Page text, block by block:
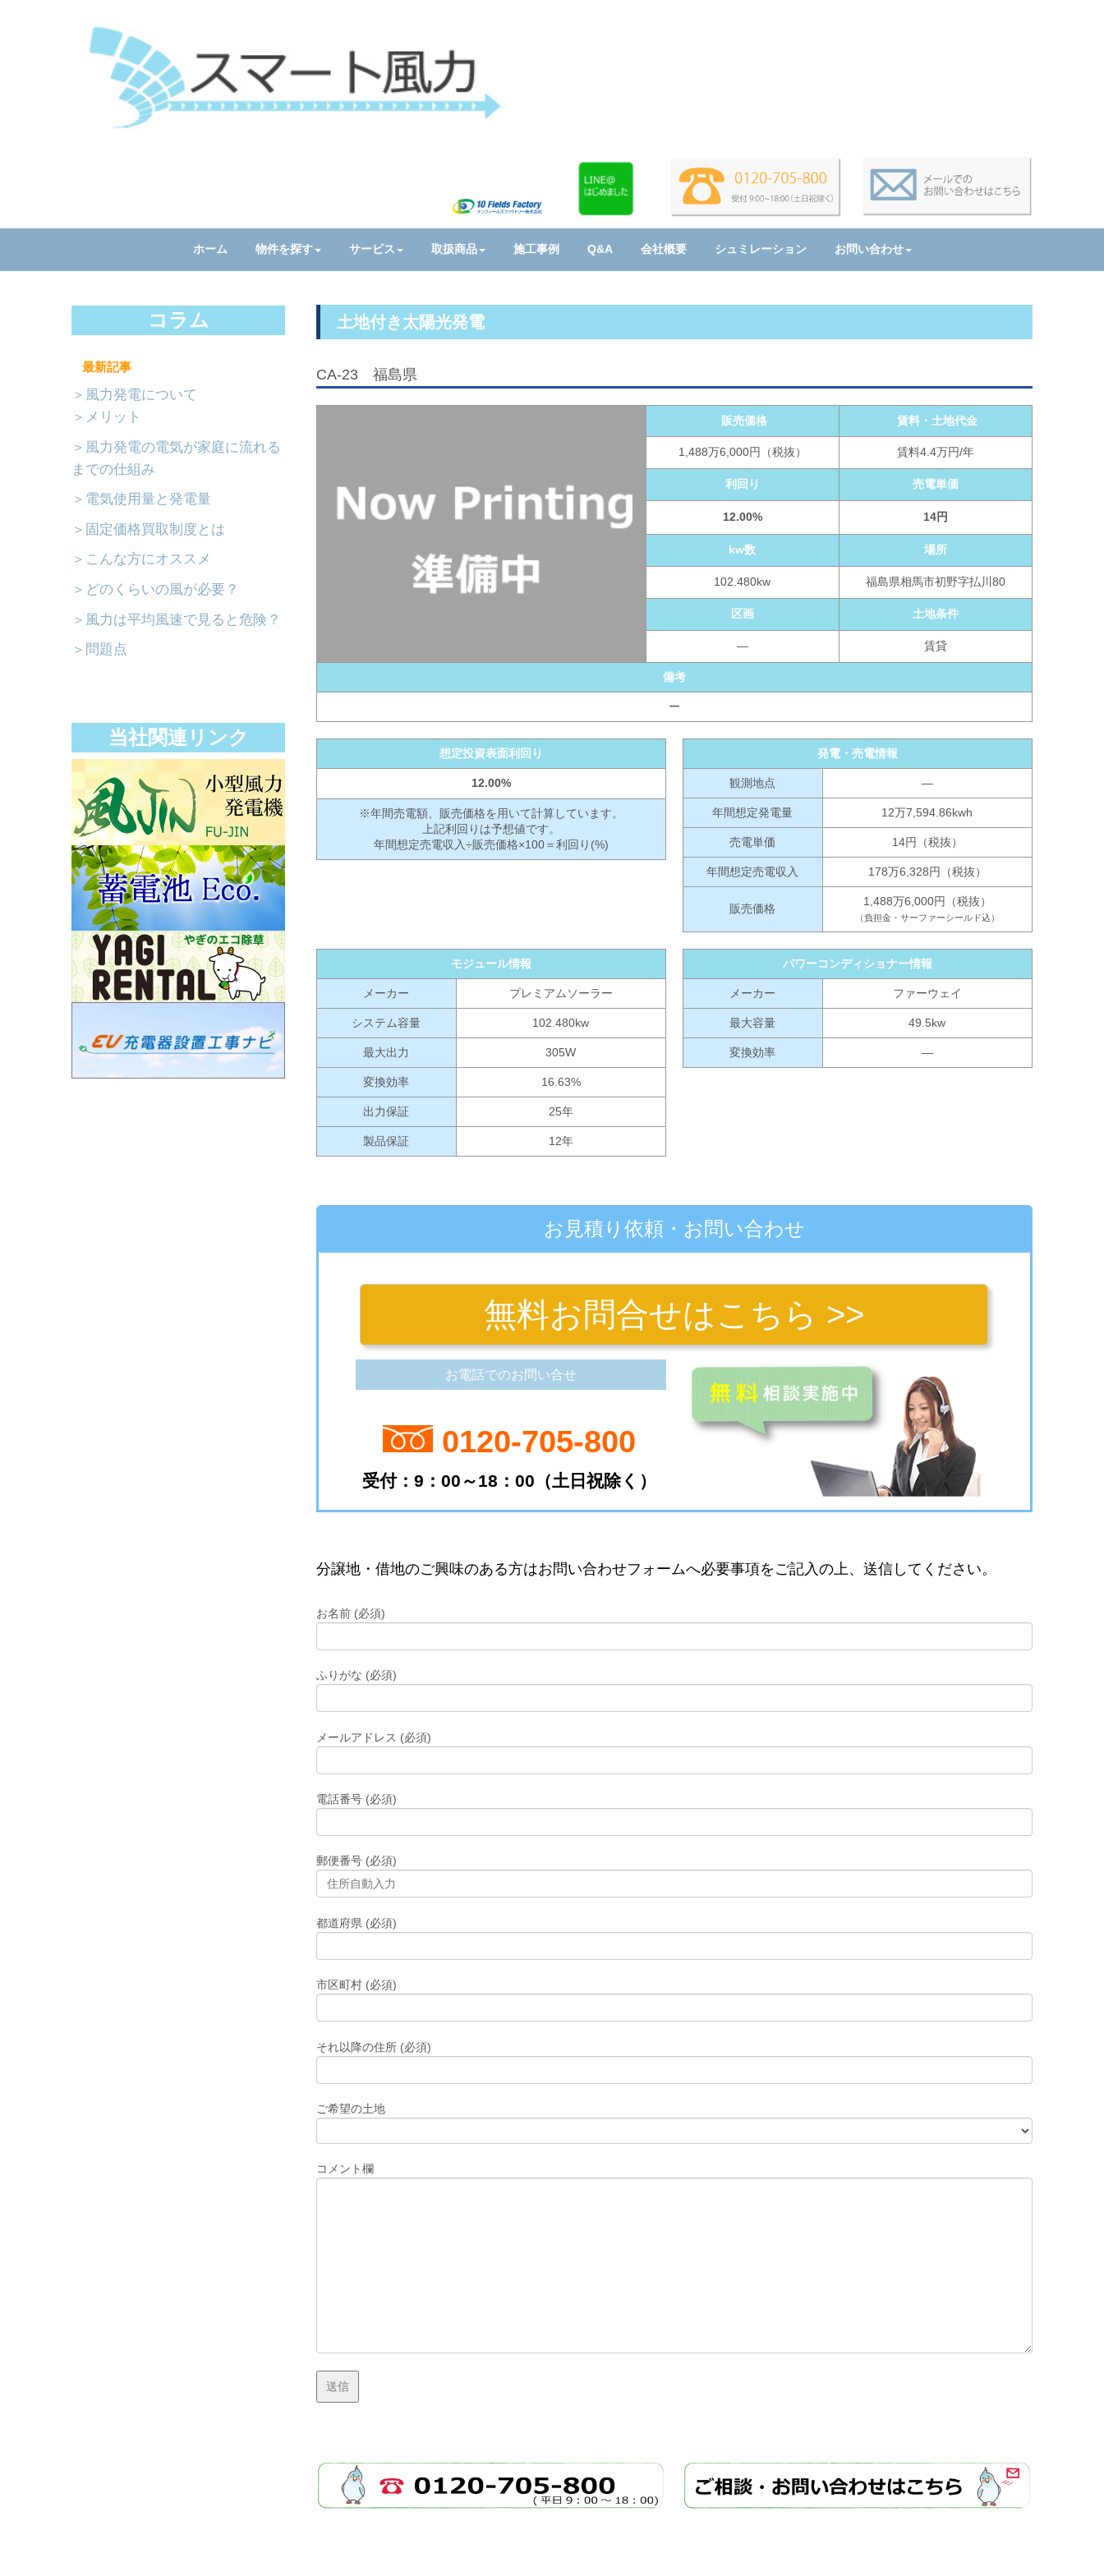
ホーム 物件を探す サービス 取扱商品 施工事例 Q&A 会社概要 シュミレーション お問い合わせ
土地付き太陽光発電
CA-23 福島県
販売価格 賃料・土地代金
1,488万6,000円（税抜） 賃料4.4万円/年
利回り 売電単価
12.00% 14円
kw数 場所
102.480kw 福島県相馬市初野字払川80
区画 土地条件
― 賃貸
備考
ー
想定投資表面利回り
12.00%
※年間売電額、販売価格を用いて計算しています。
上記利回りは予想値です。
年間想定売電収入÷販売価格×100＝利回り(%)
発電・売電情報
観測地点 ―
年間想定発電量 12万7,594.86kwh
売電単価 14円（税抜）
年間想定売電収入 178万6,328円（税抜）
販売価格
1,488万6,000円（税抜）
（負担金・サーファーシールド込）
モジュール情報
メーカー プレミアムソーラー
システム容量 102.480kw
最大出力 305W
変換効率 16.63%
出力保証 25年
製品保証 12年
パワーコンディショナー情報
メーカー ファーウェイ
最大容量 49.5kw
変換効率 ―
お見積り依頼・お問い合わせ
無料お問合せはこちら >>
お電話でのお問い合せ
0120-705-800
受付：9：00～18：00（土日祝除く）
分譲地・借地のご興味のある方はお問い合わせフォームへ必要事項をご記入の上、送信してください。
お名前 (必須)
ふりがな (必須)
メールアドレス (必須)
電話番号 (必須)
郵便番号 (必須)
都道府県 (必須)
市区町村 (必須)
それ以降の住所 (必須)
ご希望の土地
コメント欄
コラム
最新記事
＞風力発電について
＞メリット
＞風力発電の電気が家庭に流れる
までの仕組み
＞電気使用量と発電量
＞固定価格買取制度とは
＞こんな方にオススメ
＞どのくらいの風が必要？
＞風力は平均風速で見ると危険？
＞問題点
当社関連リンク